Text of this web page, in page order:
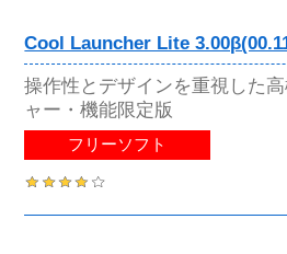
Cool Launcher Lite
操作性とデザインを重視した
ャー・機能限定版
フリーソフト